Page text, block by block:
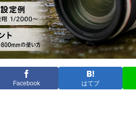
Facebook はてブ